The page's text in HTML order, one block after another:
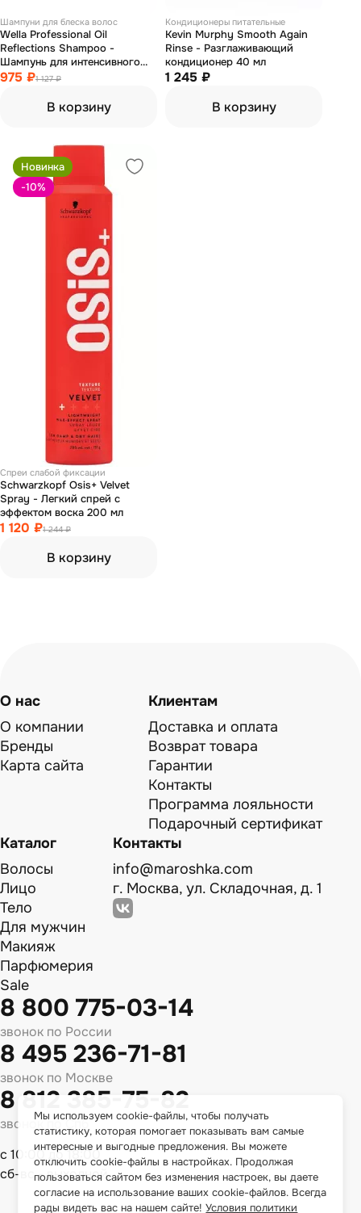
Шампуни для блеска волос
Wella Professional Oil
Reflections Shampoo -
Шампунь для интенсивного
блеска волос 250 мл
975 ₽1 127 ₽
В корзину
Кондиционеры питательные
Kevin Murphy Smooth Again
Rinse - Разглаживающий
кондиционер 40 мл
1 245 ₽
В корзину
Новинка
-10%
Спреи слабой фиксации
Schwarzkopf Osis+ Velvet
Spray - Легкий спрей с
эффектом воска 200 мл
1 120 ₽1 244 ₽
В корзину
О нас
О компании
Бренды
Карта сайта
Клиентам
Доставка и оплата
Возврат товара
Гарантии
Контакты
Программа лояльности
Подарочный сертификат
Каталог
Волосы
Лицо
Тело
Для мужчин
Макияж
Парфюмерия
Sale
Контакты
info@maroshka.com
г. Москва, ул. Складочная, д. 1
8 800 775-03-14
звонок по России
8 495 236-71-81
звонок по Москве
8 812 385-75-82
звонок по Спб
с 10:00 до 18:00
сб-вс - выходной
Мы используем cookie-файлы, чтобы получать
статистику, которая помогает показывать вам самые
интересные и выгодные предложения. Вы можете
отключить cookie-файлы в настройках. Продолжая
пользоваться сайтом без изменения настроек, вы даете
согласие на использование ваших cookie-файлов. Всегда
рады видеть вас на нашем сайте!Условия политики